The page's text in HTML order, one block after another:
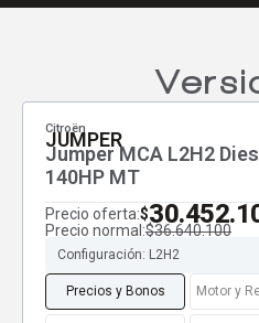
Citroën
JUMPER
Jumper MCA L2H2
140HP MT
Precio oferta:$
Precio normal:$36.640.100
Configuración: L2H2
Precios y Bonos Motor y